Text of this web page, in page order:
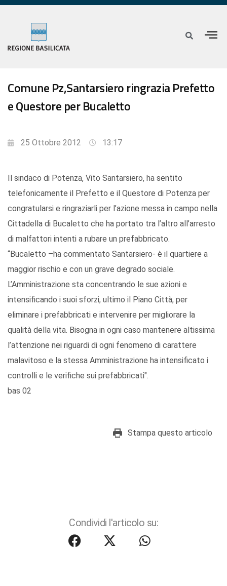
Comune Pz,Santarsiero ringrazia Prefetto
e Questore per Bucaletto
25 Ottobre 2012 13:17
Il sindaco di Potenza, Vito Santarsiero, ha sentito
telefonicamente il Prefetto e il Questore di Potenza per
congratularsi e ringraziarli per l’azione messa in campo nella
Cittadella di Bucaletto che ha portato tra l’altro all’arresto
di malfattori intenti a rubare un prefabbricato.
“Bucaletto –ha commentato Santarsiero- è il quartiere a
maggior rischio e con un grave degrado sociale.
L’Amministrazione sta concentrando le sue azioni e
intensificando i suoi sforzi, ultimo il Piano Città, per
eliminare i prefabbricati e intervenire per migliorare la
qualità della vita. Bisogna in ogni caso mantenere altissima
l’attenzione nei riguardi di ogni fenomeno di carattere
malavitoso e la stessa Amministrazione ha intensificato i
controlli e le verifiche sui prefabbricati".
bas 02
Stampa questo articolo
Condividi l'articolo su: